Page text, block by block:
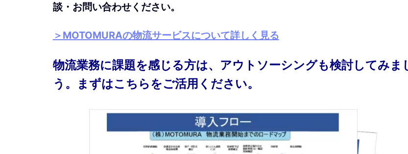
談・お問い合わせください。
＞MOTOMURAの物流サービスについて詳しく見る
物流業務に課題を感じる方は、アウトソーシングも検討してみま
う。まずはこちらをご活用ください。